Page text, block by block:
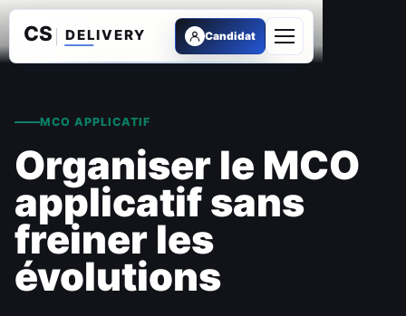
Candidat
Ouvrir le menu
MCO APPLICATIF
Organiser le MCO
applicatif sans
freiner les
évolutions